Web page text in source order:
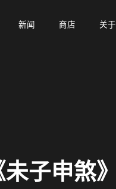
新闻
新闻 商店
商店 关于
关于
子申煞》